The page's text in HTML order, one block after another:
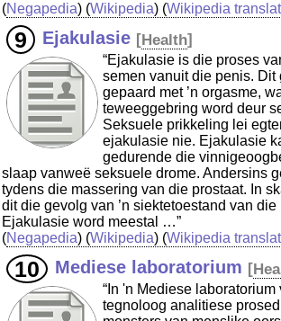
(Negapedia) (Wikipedia) (Wikipedia
Ejakulasie [Health]
“Ejakulasie is die proses
semen vanuit die penis.
gepaard met ’n orgasme,
teweeggebring word deur
Seksuele prikkeling lei
ejakulasie nie. Ejakulasie
gedurende die
slaap vanweë seksuele drome. Andersins
tydens die massering van die prostaat. In
dit die gevolg van ’n siektetoestand van die
Ejakulasie word meestal …”
(Negapedia) (Wikipedia) (Wikipedia
Mediese laboratorium [
“In 'n Mediese
tegnoloog analitiese